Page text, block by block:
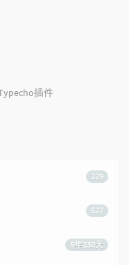
插件
229
527
5年230天